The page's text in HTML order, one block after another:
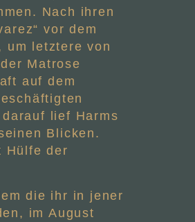
Nach ihren
vor dem
um letztere von
Matrose
auf dem
lief Harms
Blicken.
Hülfe der
die ihr in jener
im August